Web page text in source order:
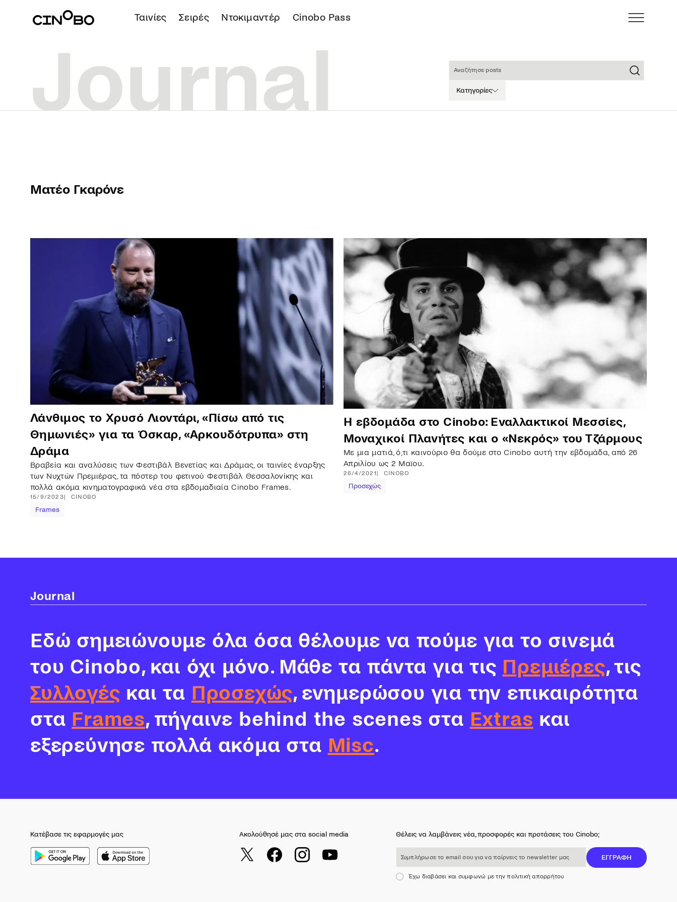
Ταινίες Σειρές Ντοκιμαντέρ Cinobo Pass
Κατηγορίες
Ματέο Γκαρόνε
Λάνθιμος το Χρυσό Λιοντάρι, «Πίσω από τις
Θημωνιές» για τα Όσκαρ, «Αρκουδότρυπα» στη
Δράμα
Βραβεία και αναλύσεις των Φεστιβάλ Βενετίας και Δράμας, οι ταινίες έναρξης
των Νυχτών Πρεμιέρας, τα πόστερ του φετινού Φεστιβάλ Θεσσαλονίκης και
πολλά ακόμα κινηματογραφικά νέα στα εβδομαδιαία Cinobo Frames.
15/9/2023 CINOBO
Frames
Η εβδομάδα στο Cinobo: Εναλλακτικοί Μεσσίες,
Μοναχικοί Πλανήτες και ο «Νεκρός» του Τζάρμους
Με μια ματιά, ό,τι καινούριο θα δούμε στο Cinobo αυτή την εβδομάδα, από 26
Απριλίου ως 2 Μαϊου.
26/4/2021 CINOBO
Προσεχώς
Journal
Εδώ σημειώνουμε όλα όσα θέλουμε να πούμε για το σινεμά
του Cinobo, και όχι μόνο. Μάθε τα πάντα για τις Πρεμιέρες, τις
Συλλογές και τα Προσεχώς, ενημερώσου για την επικαιρότητα
στα Frames, πήγαινε behind the scenes στα Extras και
εξερεύνησε πολλά ακόμα στα Misc.
Κατέβασε τις εφαρμογές μας Ακολούθησέ μας στα social media Θέλεις να λαμβάνεις νέα, προσφορές και προτάσεις του Cinobo;
ΕΓΓΡΑΦΗ
Έχω διαβάσει και συμφωνώ με την πολιτική απορρήτου